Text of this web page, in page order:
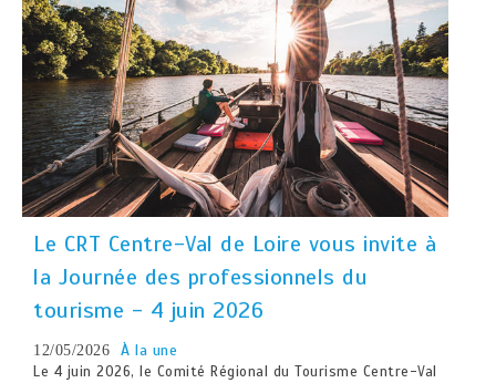
Le CRT Centre-Val de Loire vous invite à
la Journée des professionnels du
tourisme - 4 juin 2026
12/05/2026 À la une
Le 4 juin 2026, le Comité Régional du Tourisme Centre-Val